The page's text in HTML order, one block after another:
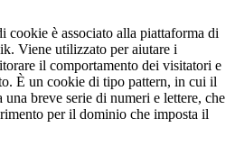
cookie è associato alla piattaforma di
Viene utilizzato per aiutare i
il comportamento dei visitatori e
È un cookie di tipo pattern, in cui il
una breve serie di numeri e lettere, che
per il dominio che imposta il